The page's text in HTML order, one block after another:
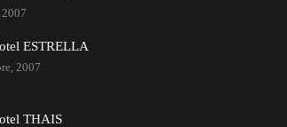
ESTRELLA
2007
THAIS